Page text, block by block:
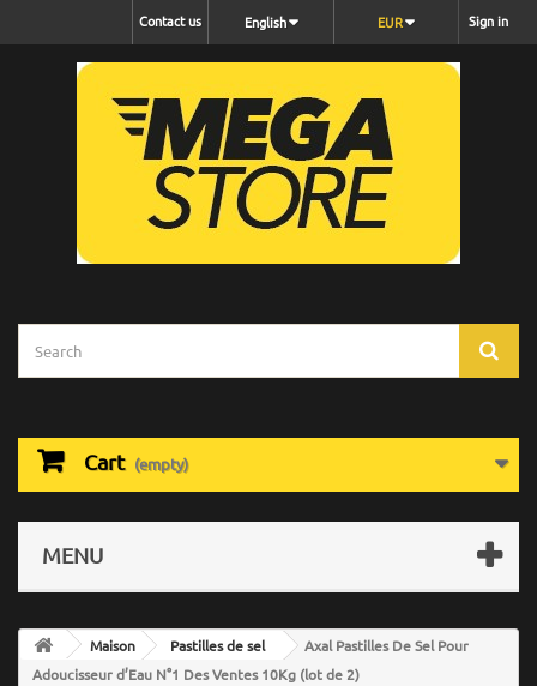
Sign in
EUR
English
Contact us
Cart (empty)
MENU
Maison Pastilles de sel
Axal Pastilles De Sel Pour
Adoucisseur d’Eau N°1 Des Ventes 10Kg (lot de 2)